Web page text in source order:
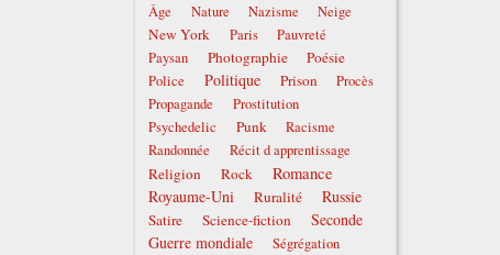
Âge
Nature Nazisme Neige
New York Paris
Pauvreté
Paysan
Photographie Poésie
Police Politique Prison
Procès
Propagande
Prostitution
Psychedelic
Punk
Racisme
Randonnée
Récit d apprentissage
Religion Rock Romance
Royaume-Uni Ruralité Russie
Satire Science-fiction
Seconde
Guerre mondiale
Ségrégation